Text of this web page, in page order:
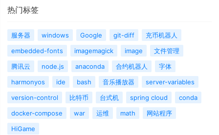
热门标签
服务器 windows Google git-diff
充币机器人
embedded-fonts
imagemagick image
文件管理
腾讯云
node.js anaconda 合约机器人
字体
harmonyos
ide bash 音乐播放器
server-variables
version-control
比特币 台式机 spring cloud
conda
docker-compose
war 运维 math
网站程序
HiGame